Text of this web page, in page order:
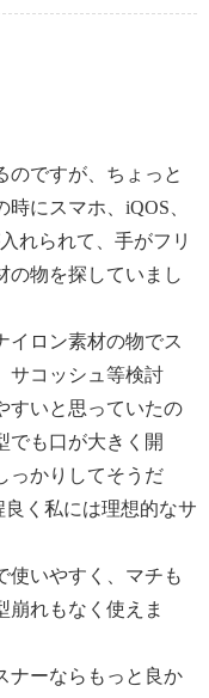
のですが、ちょっと
にスマホ、iQOS、
れられて、手がフリ
の物を探していまし
イロン素材の物でス
サコッシュ等検討
すいと思っていたの
でも口が大きく開
っかりしてそうだ
く私には理想的なサ
使いやすく、マチも
崩れもなく使えま
ナーならもっと良か